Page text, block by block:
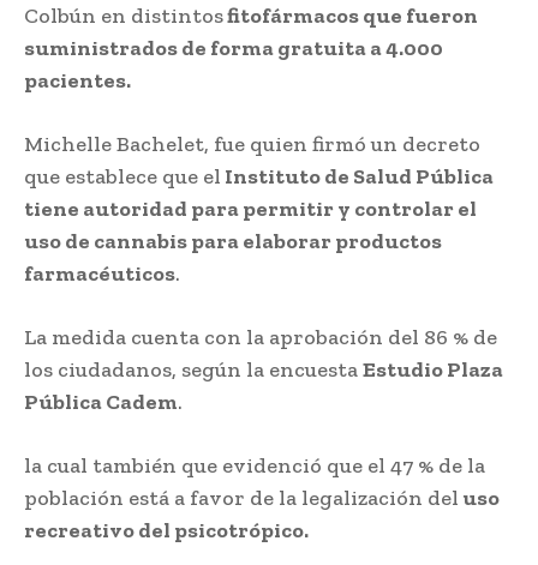
Colbún en distintosfitofármacos que fueron
suministrados de forma gratuita a 4.000
pacientes.
Michelle Bachelet, fue quien firmó un decreto
que establece que el Instituto de Salud Pública
tiene autoridad para permitir y controlar el
uso de cannabis para elaborar productos
farmacéuticos.
La medida cuenta con la aprobación del 86 % de
los ciudadanos, según la encuestaEstudio Plaza
Pública Cadem.
la cual también que evidenció que el 47 % de la
población está a favor de la legalización del uso
recreativo del psicotrópico.